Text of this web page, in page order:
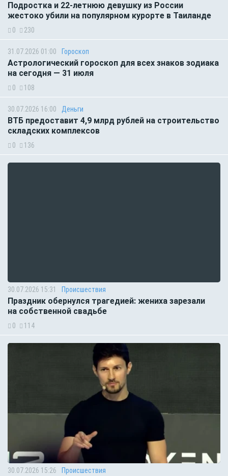
Подростка и 22-летнюю девушку из России
жестоко убили на популярном курорте в Таиланде
0 230
31.07.2026 01:00 Гороскоп
Астрологический гороскоп для всех знаков зодиака
на сегодня — 31 июля
0 108
30.07.2026 16:00 Деньги
ВТБ предоставит 4,9 млрд рублей на строительство
складских комплексов
0 136
30.07.2026 15:31 Происшествия
Праздник обернулся трагедией: жениха зарезали
на собственной свадьбе
0 114
30.07.2026 15:26 Происшествия